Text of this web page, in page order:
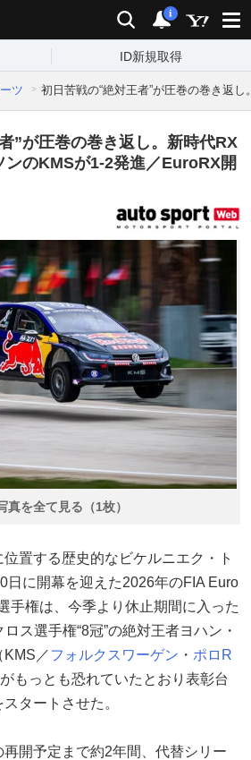
検索 通知
i
ID新規取得
ツ 初日苦戦の“絶対王者”が圧巻の巻き返
”が圧巻の巻き返し。新時代RX
ンのKMSが1-2発進／EuroRX開
真を全て見る（1枚）
置する歴史的なビケルニエク・ト
日に開幕を迎えた2026年のFIA Euro
手権は、今季より休止期間に入った
ス選手権“8冠”の絶対王者ヨハン・
KMS／フォルクスワーゲン ・ ポロ R
もっとも恐れていたとおり表彰台
タートさせた。
開予定まで約2年間、代替シリー